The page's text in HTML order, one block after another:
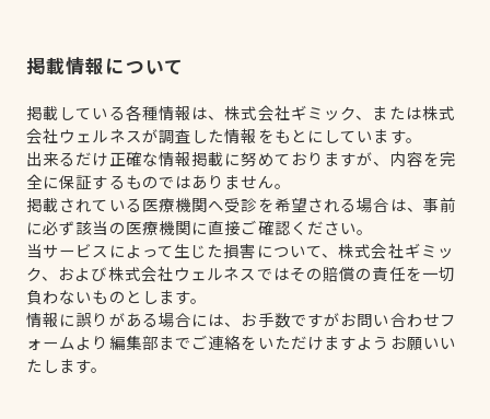
掲載情報について
掲載している各種情報は、株式会社ギミック、または株式
会社ウェルネスが調査した情報をもとにしています。
出来るだけ正確な情報掲載に努めておりますが、内容を完
全に保証するものではありません。
掲載されている医療機関へ受診を希望される場合は、事前
に必ず該当の医療機関に直接ご確認ください。
当サービスによって生じた損害について、株式会社ギミッ
ク、および株式会社ウェルネスではその賠償の責任を一切
負わないものとします。
情報に誤りがある場合には、お手数ですがお問い合わせフ
ォームより編集部までご連絡をいただけますようお願いい
たします。